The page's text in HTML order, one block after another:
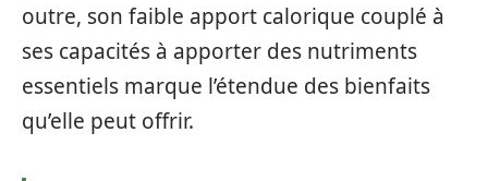
outre, son faible apport calorique couplé à
ses capacités à apporter des nutriments
essentiels marque l’étendue des bienfaits
qu’elle peut offrir.